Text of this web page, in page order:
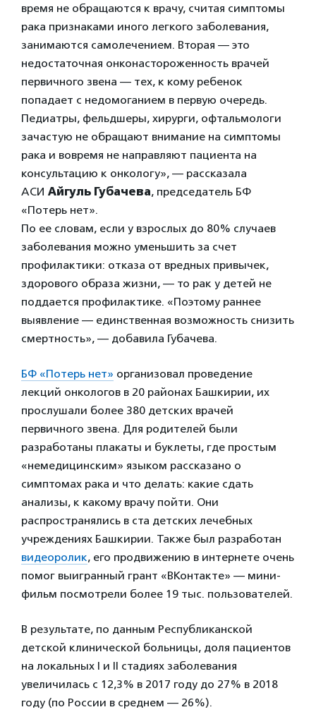
время не обращаются к врачу, считая симптомы
рака признаками иного легкого заболевания,
занимаются самолечением. Вторая — это
недостаточная онконастороженность врачей
первичного звена — тех, к кому ребенок
попадает с недомоганием в первую очередь.
Педиатры, фельдшеры, хирурги, офтальмологи
зачастую не обращают внимание на симптомы
рака и вовремя не направляют пациента на
консультацию к онкологу», — рассказала
АСИ Айгуль Губачева, председатель БФ
«Потерь нет».
По ее словам, если у взрослых до 80% случаев
заболевания можно уменьшить за счет
профилактики: отказа от вредных привычек,
здорового образа жизни, — то рак у детей не
поддается профилактике. «Поэтому раннее
выявление — единственная возможность снизить
смертность», — добавила Губачева.
БФ «Потерь нет» организовал проведение
лекций онкологов в 20 районах Башкирии, их
прослушали более 380 детских врачей
первичного звена. Для родителей были
разработаны плакаты и буклеты, где простым
«немедицинским» языком рассказано о
симптомах рака и что делать: какие сдать
анализы, к какому врачу пойти. Они
распространялись в ста детских лечебных
учреждениях Башкирии. Также был разработан
видеоролик, его продвижению в интернете очень
помог выигранный грант «ВКонтакте» — мини-
фильм посмотрели более 19 тыс. пользователей.
В результате, по данным Республиканской
детской клинической больницы, доля пациентов
на локальных I и II стадиях заболевания
увеличилась с 12,3% в 2017 году до 27% в 2018
году (по России в среднем — 26%).